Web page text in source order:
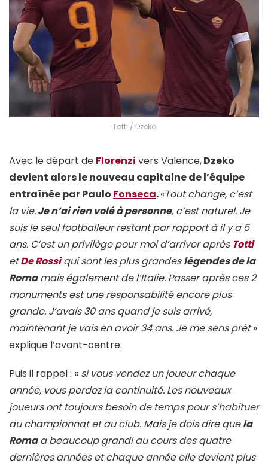
Totti / Dzeko
Avec le départ de Florenzi vers Valence,Dzeko
devient alors le nouveau capitaine de l’équipe
entraînée par Paulo Fonseca.«Tout change, c’est
la vie.Je n’ai rien volé à personne, c’est naturel. Je
suis le seul footballeur restant par rapport à il y a 5
ans. C’est un privilège pour moi d’arriver après Totti
etDe Rossi qui sont les plus grandeslégendes de la
Romamais également de l’Italie. Passer après ces 2
monuments est une responsabilité encore plus
grande. J’avais 30 ans quand je suis arrivé,
maintenant je vais en avoir 34 ans. Je me sens prêt»
explique l’avant-centre.
Puis il rappel : « si vous vendez un joueur chaque
année, vous perdez la continuité. Les nouveaux
joueurs ont toujours besoin de temps pour s’habituer
au championnat et au club. Mais je dois dire quela
Romaa beaucoup grandi au cours des quatre
dernières années et chaque année elle devient plus